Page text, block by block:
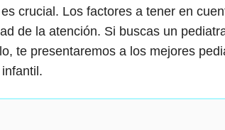
crucial. Los factores a tener en
de la atención. Si buscas un
te presentaremos a los mejores